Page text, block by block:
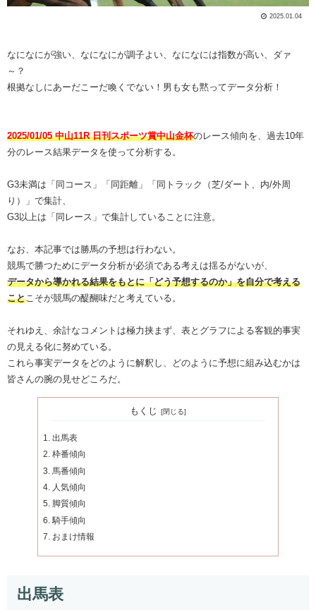
2025.01.04
なになにが強い、なになにが調子よい、なになには指数が高い、ダァ
～？
根拠なしにあーだこーだ喚くでない！男も女も黙ってデータ分析！
2025/01/05 中山11R 日刊スポーツ賞中山金杯のレース傾向を、過去10年
分のレース結果データを使って分析する。
G3未満は「同コース」「同距離」「同トラック（芝/ダート、内/外周
り）」で集計、
G3以上は「同レース」で集計していることに注意。
なお、本記事では勝馬の予想は行わない。
競馬で勝つためにデータ分析が必須である考えは揺るがないが、
データから導かれる結果をもとに「どう予想するのか」を自分で考える
こと こそが競馬の醍醐味だと考えている。
それゆえ、余計なコメントは極力挟まず、表とグラフによる客観的事実
の見える化に努めている。
これら事実データをどのように解釈し、どのように予想に組み込むかは
皆さんの腕の見せどころだ。
もくじ
出馬表
枠番傾向
馬番傾向
人気傾向
脚質傾向
騎手傾向
おまけ情報
出馬表